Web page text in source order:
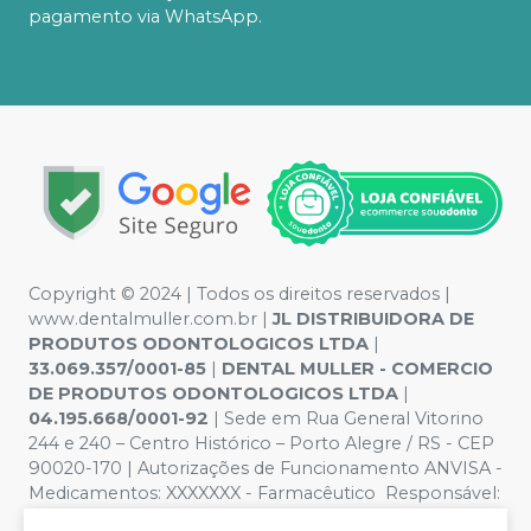
pagamento via WhatsApp.
Copyright © 2024 | Todos os direitos reservados |
www.dentalmuller.com.br |JL DISTRIBUIDORA DE
PRODUTOS ODONTOLOGICOS LTDA |
33.069.357/0001-85 | DENTAL MULLER - COMERCIO
DE PRODUTOS ODONTOLOGICOS LTDA |
04.195.668/0001-92 | Sede em Rua General Vitorino
244 e 240 – Centro Histórico – Porto Alegre / RS - CEP
90020-170 | Autorizações de Funcionamento ANVISA -
Medicamentos: XXXXXXX - Farmacêutico Responsável: